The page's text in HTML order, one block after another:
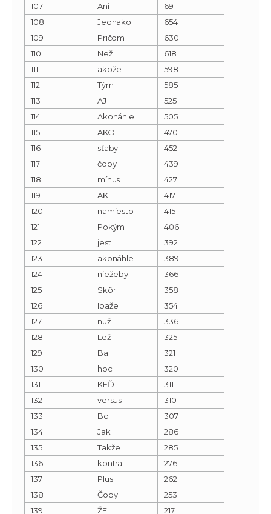
107
Ani
691
108
Jednako
654
109
Pričom
630
110
Než
618
111
akože
598
112
Tým
585
113
AJ
525
114
Akonáhle
505
115
AKO
470
116
sťaby
452
117
čoby
439
118
mínus
427
119
AK
417
120
namiesto
415
121
Pokým
406
122
jest
392
123
akonáhle
389
124
niežeby
366
125
Skôr
358
126
Ibaže
354
127
nuž
336
128
Lež
325
129
Ba
321
130
hoc
320
131
KEĎ
311
132
versus
310
133
Bo
307
134
Jak
286
135
Takže
285
136
kontra
276
137
Plus
262
138
Čoby
253
139
ŽE
217